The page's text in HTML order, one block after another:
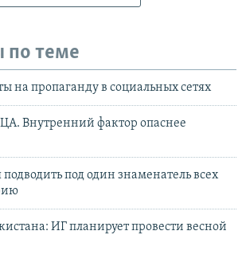
по теме
на пропаганду в социальных сетях
Внутренний фактор опаснее
под один знаменатель всех
ИГ планирует провести весной